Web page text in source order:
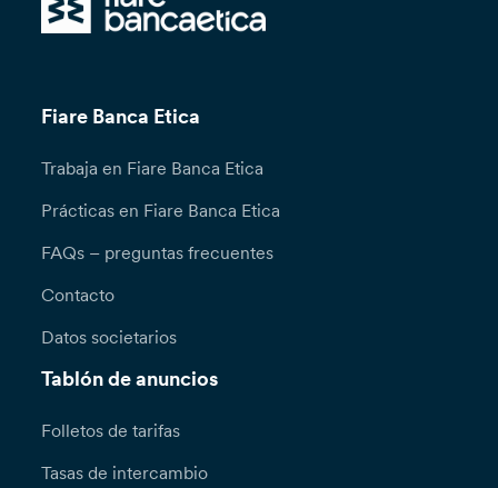
Fiare Banca Etica
Trabaja en Fiare Banca Etica
Prácticas en Fiare Banca Etica
FAQs – preguntas frecuentes
Contacto
Datos societarios
Tablón de anuncios
Folletos de tarifas
Tasas de intercambio